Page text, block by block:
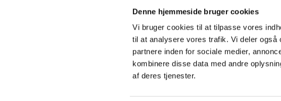
Denne hjemmeside bruger cookies
Vi bruger cookies til at tilpasse vores
til at analysere vores trafik. Vi deler
partnere inden for sociale medier,
kombinere disse data med andre
af deres tjenester.